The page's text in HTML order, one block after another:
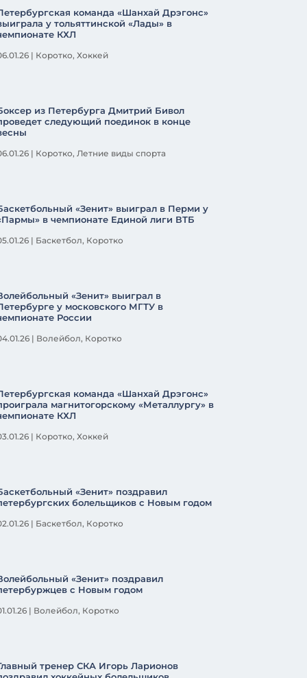
команда «Шанхай Дрэгонс»
у тольяттинской «Лады» в
КХЛ
| Коротко, Хоккей
из Петербурга Дмитрий Бивол
следующий поединок в конце
| Коротко, Летние виды спорта
«Зенит» выиграл в Перми у
в чемпионате Единой лиги ВТБ
| Баскетбол, Коротко
«Зенит» выиграл в
у московского МГТУ в
России
| Волейбол, Коротко
команда «Шанхай Дрэгонс»
магнитогорскому «Металлургу» в
КХЛ
| Коротко, Хоккей
«Зенит» поздравил
болельщиков с Новым годом
| Баскетбол, Коротко
«Зенит» поздравил
с Новым годом
| Волейбол, Коротко
тренер СКА Игорь Ларионов